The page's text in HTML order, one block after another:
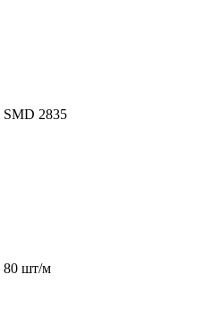
SMD 2835
80 шт/м